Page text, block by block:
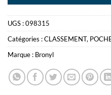
UGS :098315
Catégories :CLASSEMENT,
Marque : Bronyl